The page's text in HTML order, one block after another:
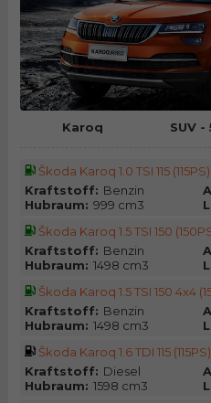
Karoq SUV -
Škoda Karoq 1.0 TSI 115 (115PS)
Kraftstoff: Benzin
Hubraum: 999 cm3
Škoda Karoq 1.5 TSI 150
Kraftstoff: Benzin
Hubraum: 1498 cm3
Škoda Karoq 1.5 TSI 150 4x4
Kraftstoff: Benzin
Hubraum: 1498 cm3
Škoda Karoq 1.6 TDI 115 (115PS)
Kraftstoff: Diesel
Hubraum: 1598 cm3